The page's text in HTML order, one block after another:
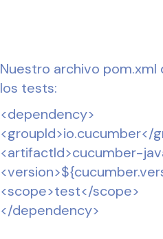
Nuestro archivo
los tests:
<dependency>
<groupId>io.cucumber</
<artifactId>cucumber-
<scope>test</scope>
</dependency>